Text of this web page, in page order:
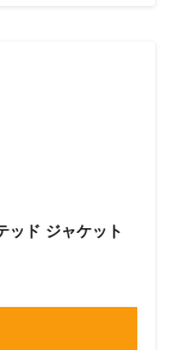
ッド ジャケット